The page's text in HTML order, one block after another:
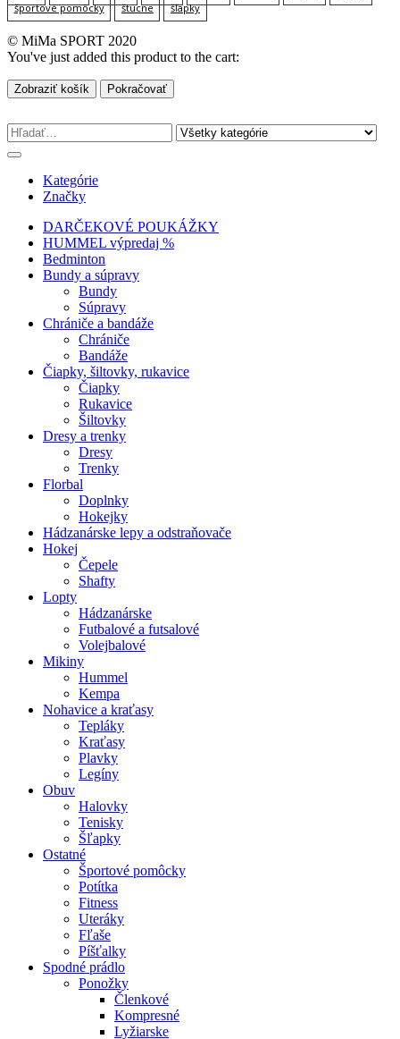
športové pomôcky
štucne šľapky
© MiMa SPORT 2020
You've just added this product to the cart:
Zobraziť košík Pokračovať
Kategórie
Značky
DARČEKOVÉ POUKÁŽKY
HUMMEL výpredaj %
Bedminton
Bundy a súpravy
Bundy
Súpravy
Chrániče a bandáže
Chrániče
Bandáže
Čiapky, šiltovky, rukavice
Čiapky
Rukavice
Šiltovky
Dresy a trenky
Dresy
Trenky
Florbal
Doplnky
Hokejky
Hádzanárske lepy a odstraňovače
Hokej
Čepele
Shafty
Lopty
Hádzanárske
Futbalové a futsalové
Volejbalové
Mikiny
Hummel
Kempa
Nohavice a kraťasy
Tepláky
Kraťasy
Plavky
Legíny
Obuv
Halovky
Tenisky
Šľapky
Ostatné
Športové pomôcky
Potítka
Fitness
Uteráky
Fľaše
Píšťalky
Spodné prádlo
Ponožky
Členkové
Kompresné
Lyžiarske